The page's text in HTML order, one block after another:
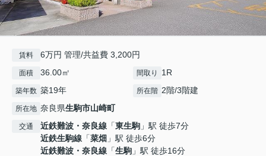
賃料 6万円 管理/共益費 3,200円
面積 36.00㎡ 間取り 1R
築年数 築19年 所在階 2階/3階建
所在地 奈良県生駒市山崎町
交通 近鉄難波・奈良線 「東生駒 」駅 徒歩7分
近鉄生駒線 「菜畑 」駅 徒歩6分
近鉄難波・奈良線 「生駒 」駅 徒歩16分